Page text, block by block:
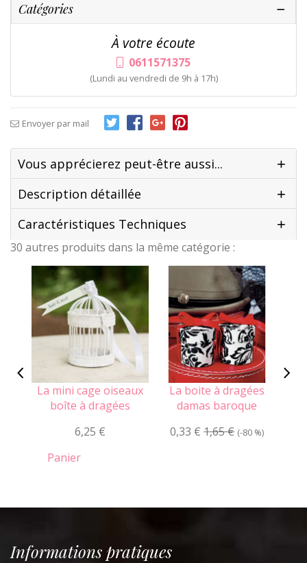
Catégories
À votre écoute
0611571375
(Lundi au vendredi de 9h à 17h)
Envoyer par mail
Vous apprécierez peut-être aussi...
Description détaillée
Caractéristiques Techniques
30 autres produits dans la même catégorie :
La mini cage oiseaux
boîte à dragées
6,25 €
Panier
La boite à dragées
damas baroque
0,33 € 1,65 € (-80 %)
Informations pratiques